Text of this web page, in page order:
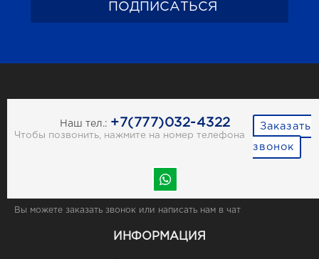
Наш тел.: +7(777)032-4322
Чтобы позвонить, нажмите на номер телефона
Заказать
звонок
Вы можете заказать звонок или написать нам в чат
ИНФОРМАЦИЯ